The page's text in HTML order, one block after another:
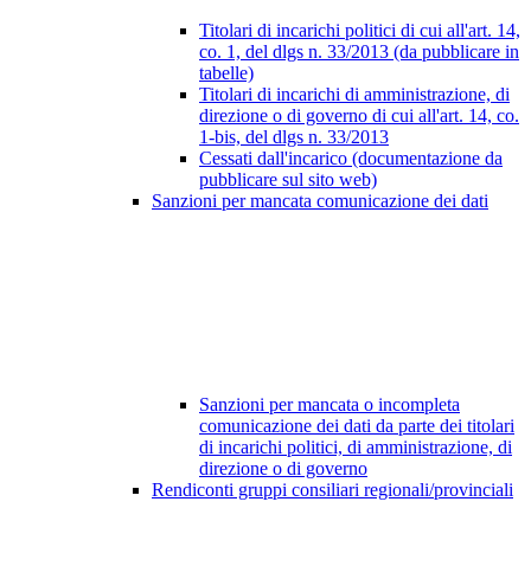
Titolari di incarichi politici di cui all'art. 14,
co. 1, del dlgs n. 33/2013 (da pubblicare in
tabelle)
Titolari di incarichi di amministrazione, di
direzione o di governo di cui all'art. 14, co.
1-bis, del dlgs n. 33/2013
Cessati dall'incarico (documentazione da
pubblicare sul sito web)
Sanzioni per mancata comunicazione dei dati
Sanzioni per mancata o incompleta
comunicazione dei dati da parte dei titolari
di incarichi politici, di amministrazione, di
direzione o di governo
Rendiconti gruppi consiliari regionali/provinciali